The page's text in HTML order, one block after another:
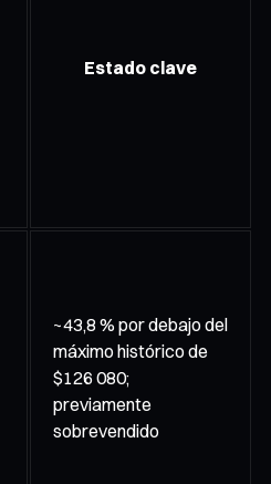
Estado clave
~43,8 % por debajo del
máximo histórico de
$126 080;
previamente
sobrevendido